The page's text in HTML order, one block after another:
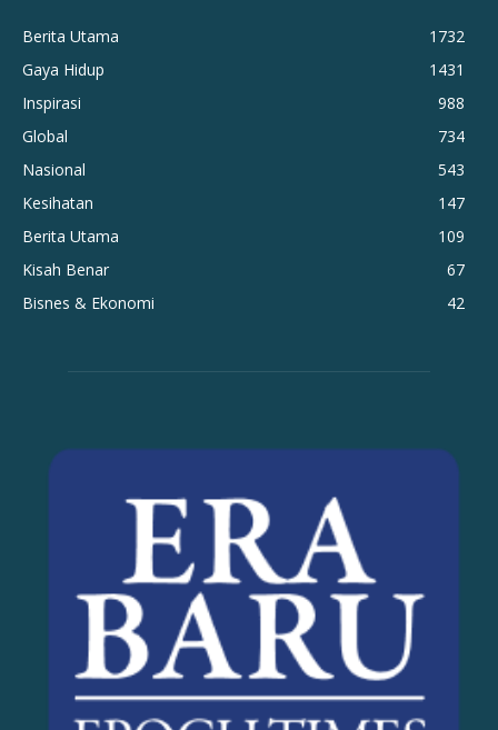
Berita Utama
1732
Gaya Hidup
1431
Inspirasi
988
Global
734
Nasional
543
Kesihatan
147
Berita Utama
109
Kisah Benar
67
Bisnes & Ekonomi
42